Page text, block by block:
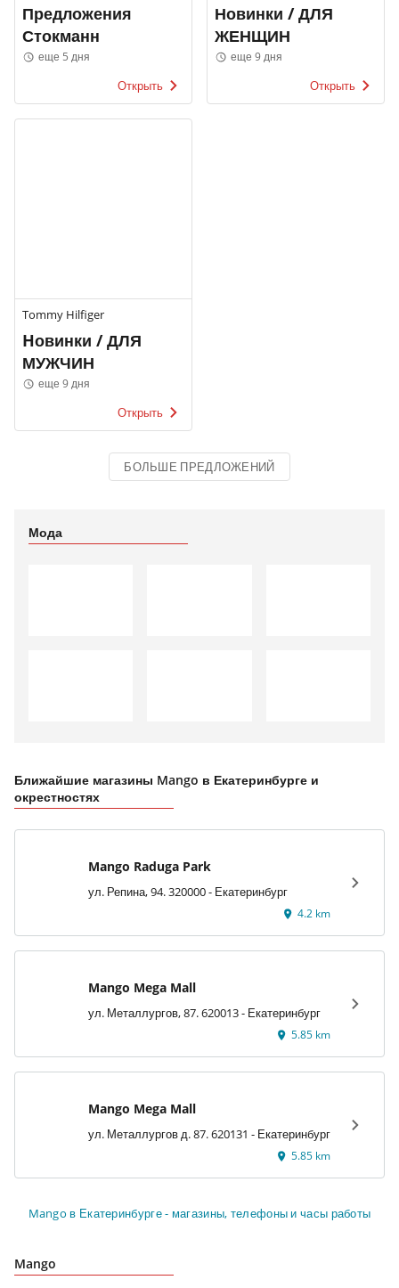
Предложения
Стокманн
еще 5 дня
Открыть
Новинки / ДЛЯ
ЖЕНЩИН
еще 9 дня
Открыть
Tommy Hilfiger
Hовинки / ДЛЯ
МУЖЧИН
еще 9 дня
Открыть
БОЛЬШЕ ПРЕДЛОЖЕНИЙ
Мода
Ближайшие магазины Mango в Екатеринбурге и
окрестностях
Mango Raduga Park
ул. Репина, 94. 320000 - Екатеринбург
4.2 km
Mango Mega Mall
ул. Металлургов, 87. 620013 - Екатеринбург
5.85 km
Mango Mega Mall
ул. Металлургов д. 87. 620131 - Екатеринбург
5.85 km
Mango в Екатеринбурге - магазины, телефоны и часы работы
Mango